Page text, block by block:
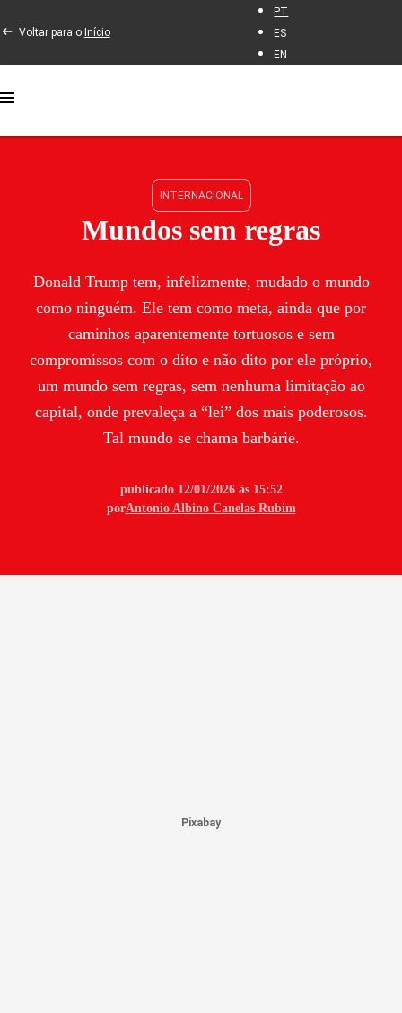
Voltar para o Início
PT
ES
EN
INTERNACIONAL
Mundos sem regras
Donald Trump tem, infelizmente, mudado o mundo
como ninguém. Ele tem como meta, ainda que por
caminhos aparentemente tortuosos e sem
compromissos com o dito e não dito por ele próprio,
um mundo sem regras, sem nenhuma limitação ao
capital, onde prevaleça a “lei” dos mais poderosos.
Tal mundo se chama barbárie.
publicado 12/01/2026 às 15:52
porAntonio Albino Canelas Rubim
Pixabay